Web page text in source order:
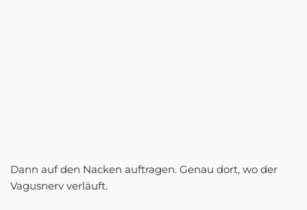
Dann auf den Nacken auftragen. Genau dort, wo der
Vagusnerv verläuft.